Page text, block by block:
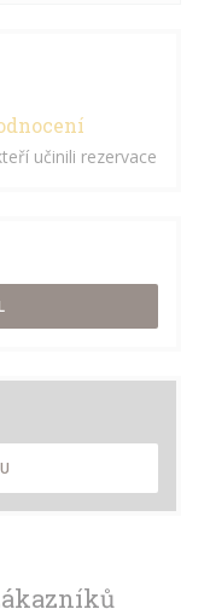
učinili rezervace